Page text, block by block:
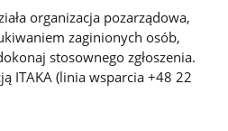
organizacja pozarządowa,
zaginionych osób,
stosownego zgłoszenia.
ITAKA (linia wsparcia +48 22